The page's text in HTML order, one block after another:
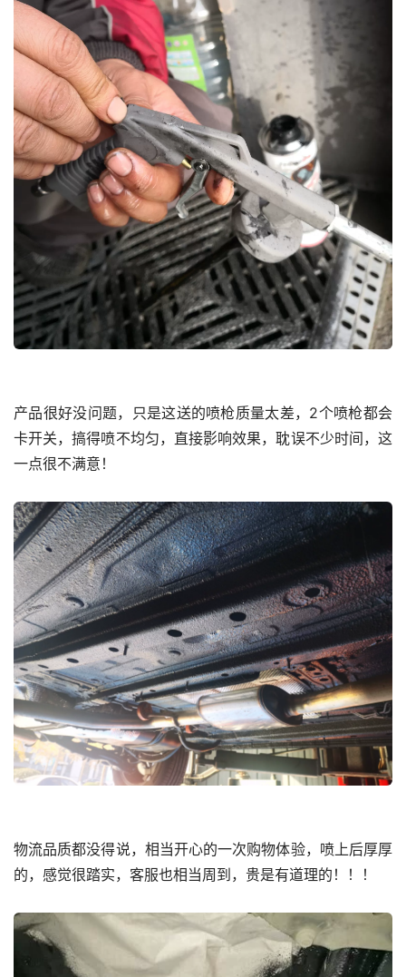
产品很好没问题，只是这送的喷枪质量太差，2个喷枪都会
卡开关，搞得喷不均匀，直接影响效果，耽误不少时间，这
一点很不满意！
物流品质都没得说，相当开心的一次购物体验，喷上后厚厚
的，感觉很踏实，客服也相当周到，贵是有道理的！！！